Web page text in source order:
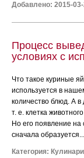
Добавлено: 2015-
Процесс
условиях с
Что такое куриные
используется в
количество блюд. А в
т. е. клетка
Но его появление
сначала образуется...
Категория: